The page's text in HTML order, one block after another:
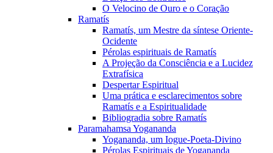
O Velocino de Ouro e o Coração
Ramatís
Ramatís, um Mestre da síntese Oriente-
Ocidente
Pérolas espirituais de Ramatís
A Projeção da Consciência e a Lucidez
Extrafísica
Despertar Espiritual
Uma prática e esclarecimentos sobre
Ramatís e a Espiritualidade
Bibliogradia sobre Ramatís
Paramahamsa Yogananda
Yogananda, um Iogue-Poeta-Divino
Pérolas Espirituais de Yogananda